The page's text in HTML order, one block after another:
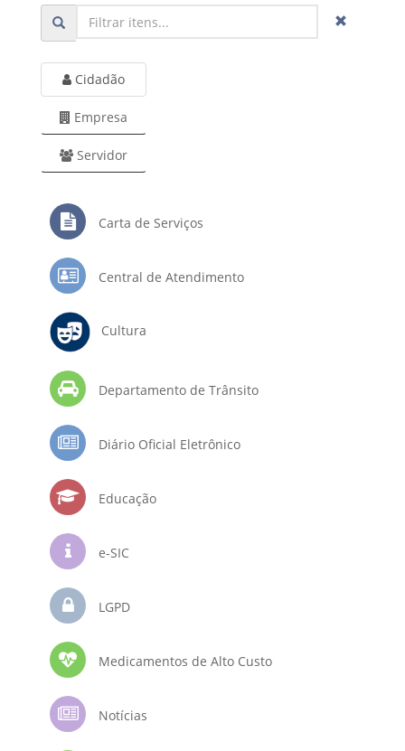
Cidadão
Empresa
Servidor
Carta de Serviços
Central de Atendimento
Cultura
Departamento de Trânsito
Diário Oficial Eletrônico
Educação
e-SIC
LGPD
Medicamentos de Alto Custo
Notícias